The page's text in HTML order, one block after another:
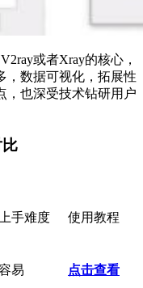
或者Xray的核心，
，数据可视化，拓展性
，也深受技术钻研用户
上手难度 使用教程
易 点击查看